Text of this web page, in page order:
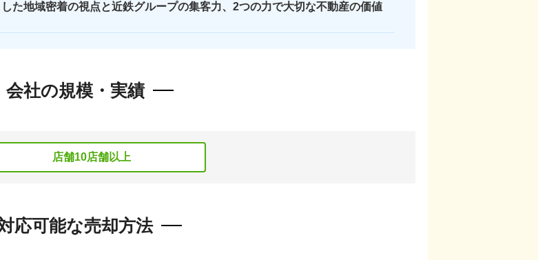
た地域密着の視点と近鉄グループの集客力、2つの力で大切な不動産の価値
会社の規模・実績
店舗10店舗以上
応可能な売却方法